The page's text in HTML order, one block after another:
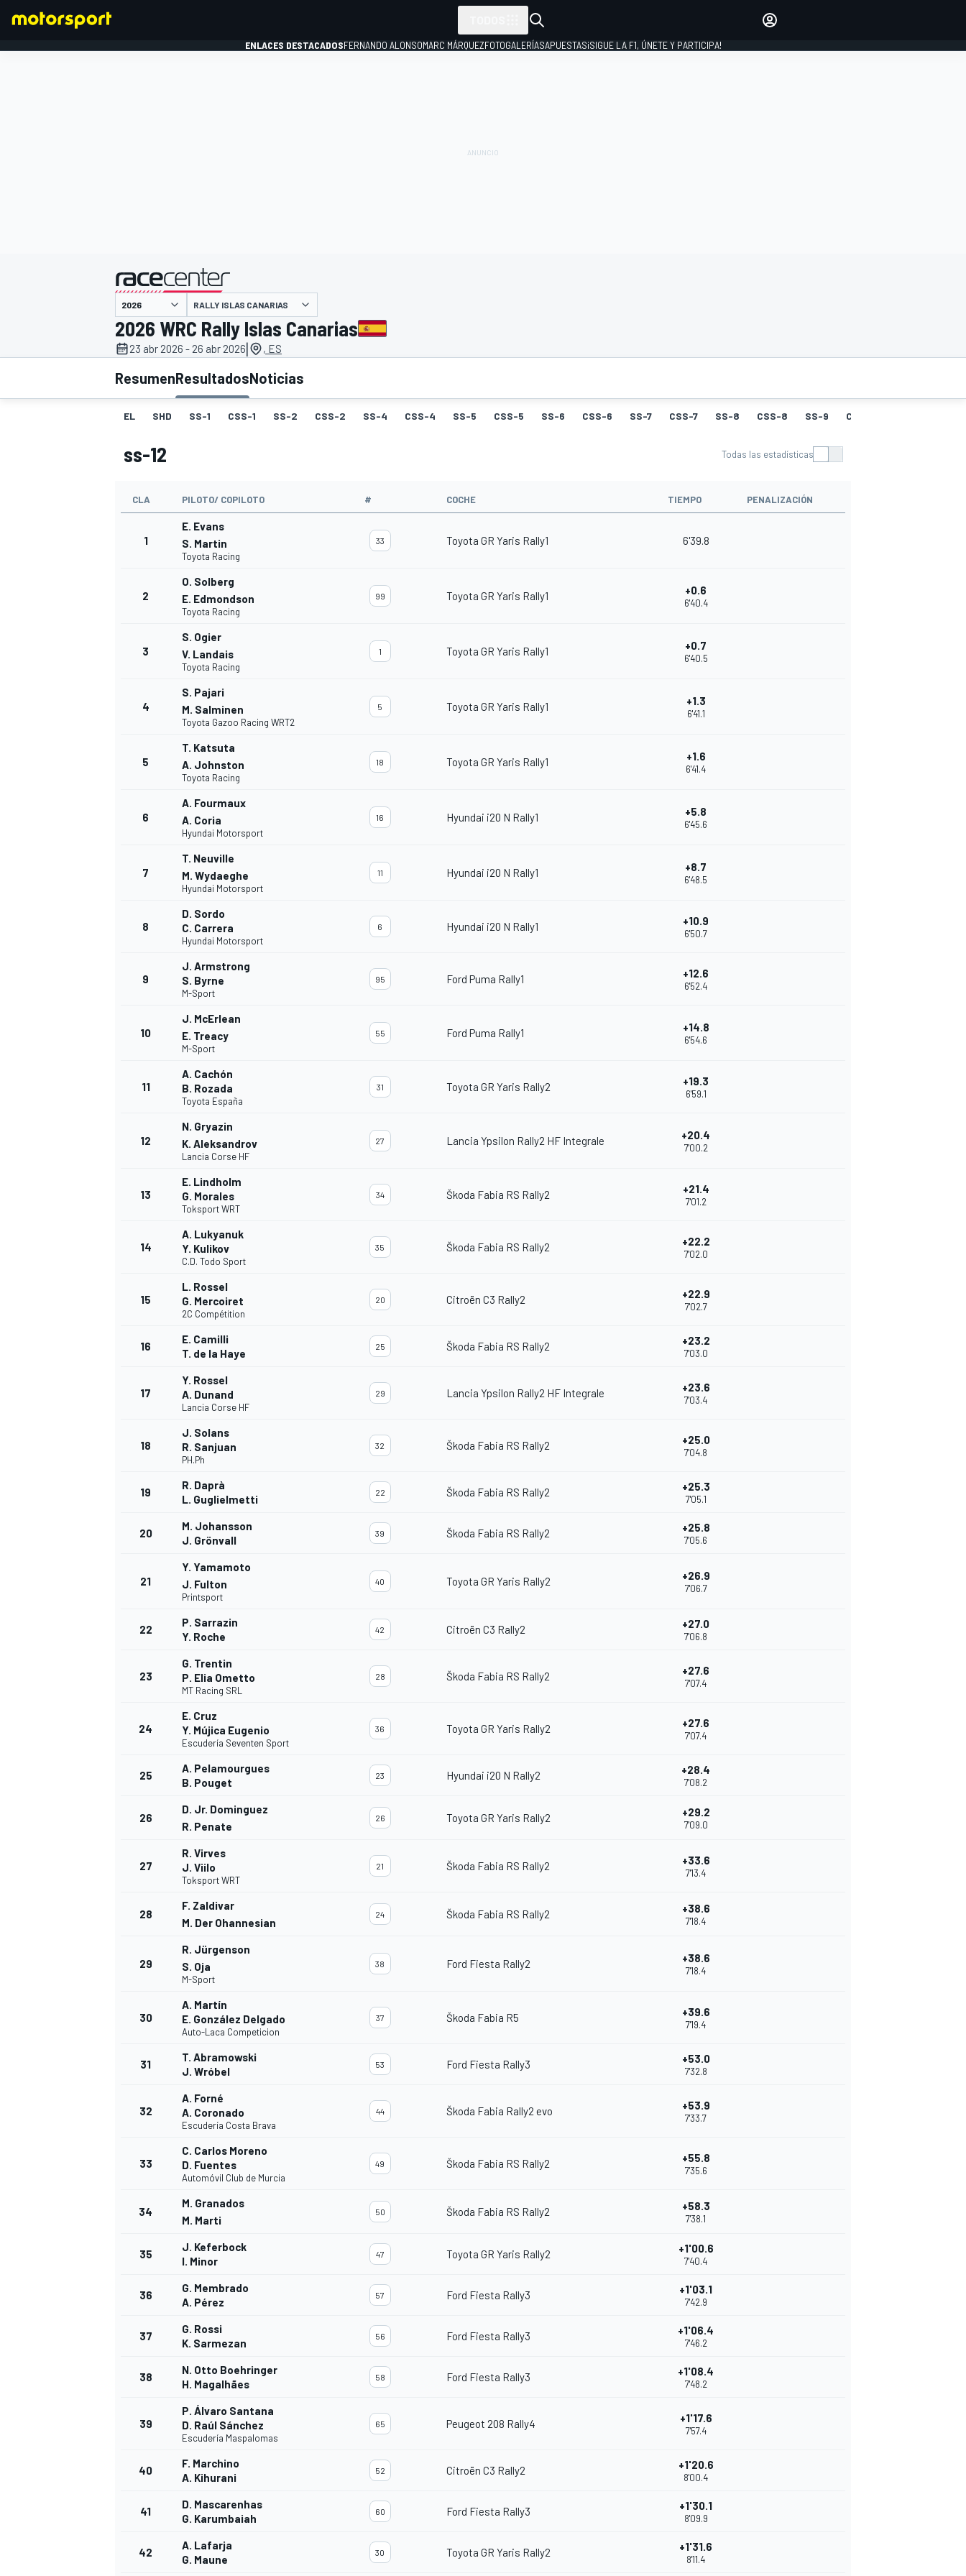
INDYCAR WRC
ENLACES DESTACADOSFERNANDO ALONSOMARC MÁRQUEZFOTOGALERÍASAPUESTAS¡SIGUE LA F1, ÚNETE Y PARTICIPA!
presentado por
RALLY ISLAS CANARIAS
2026 WRC Rally Islas Canarias
23 abr 2026 - 26 abr 2026| , ES
ResumenResultadosNoticias
EL SHD SS-1 CSS-1 SS-2 CSS-2 SS-4 CSS-4 SS-5 CSS-5 SS-6 CSS-6 SS-7 CSS-7 SS-8 CSS-8 SS-9 CSS-9
ss-12 Todas las estadísticas
CLA PILOTO/ COPILOTO # COCHE TIEMPO PENALIZACIÓN
1
E. Evans
S. Martin
Toyota Racing
33 Toyota GR Yaris Rally1 6'39.8
2
O. Solberg
E. Edmondson
Toyota Racing
99 Toyota GR Yaris Rally1 +0.6
6'40.4
3
S. Ogier
V. Landais
Toyota Racing
1 Toyota GR Yaris Rally1 +0.7
6'40.5
4
S. Pajari
M. Salminen
Toyota Gazoo Racing WRT2
5 Toyota GR Yaris Rally1 +1.3
6'41.1
5
T. Katsuta
A. Johnston
Toyota Racing
18 Toyota GR Yaris Rally1 +1.6
6'41.4
6
A. Fourmaux
A. Coria
Hyundai Motorsport
16 Hyundai i20 N Rally1 +5.8
6'45.6
7
T. Neuville
M. Wydaeghe
Hyundai Motorsport
11 Hyundai i20 N Rally1 +8.7
6'48.5
8
D. Sordo
C. Carrera
Hyundai Motorsport
6 Hyundai i20 N Rally1 +10.9
6'50.7
9
J. Armstrong
S. Byrne
M-Sport
95 Ford Puma Rally1 +12.6
6'52.4
10
J. McErlean
E. Treacy
M-Sport
55 Ford Puma Rally1 +14.8
6'54.6
11
A. Cachón
B. Rozada
Toyota España
31 Toyota GR Yaris Rally2 +19.3
6'59.1
12
N. Gryazin
K. Aleksandrov
Lancia Corse HF
27 Lancia Ypsilon Rally2 HF Integrale +20.4
7'00.2
13
E. Lindholm
G. Morales
Toksport WRT
34 Škoda Fabia RS Rally2 +21.4
7'01.2
14
A. Lukyanuk
Y. Kulikov
C.D. Todo Sport
35 Škoda Fabia RS Rally2 +22.2
7'02.0
15
L. Rossel
G. Mercoiret
2C Compétition
20 Citroën C3 Rally2 +22.9
7'02.7
16
E. Camilli
T. de la Haye
25 Škoda Fabia RS Rally2 +23.2
7'03.0
17
Y. Rossel
A. Dunand
Lancia Corse HF
29 Lancia Ypsilon Rally2 HF Integrale +23.6
7'03.4
18
J. Solans
R. Sanjuan
PH.Ph
32 Škoda Fabia RS Rally2 +25.0
7'04.8
19
R. Daprà
L. Guglielmetti
22 Škoda Fabia RS Rally2 +25.3
7'05.1
20
M. Johansson
J. Grönvall
39 Škoda Fabia RS Rally2 +25.8
7'05.6
21
Y. Yamamoto
J. Fulton
Printsport
40 Toyota GR Yaris Rally2 +26.9
7'06.7
22
P. Sarrazin
Y. Roche
42 Citroën C3 Rally2 +27.0
7'06.8
23
G. Trentin
P. Elia Ometto
MT Racing SRL
28 Škoda Fabia RS Rally2 +27.6
7'07.4
24
E. Cruz
Y. Mújica Eugenio
Escudería Seventen Sport
36 Toyota GR Yaris Rally2 +27.6
7'07.4
25
A. Pelamourgues
B. Pouget
23 Hyundai i20 N Rally2 +28.4
7'08.2
26
D. Jr. Dominguez
R. Penate
26 Toyota GR Yaris Rally2 +29.2
7'09.0
27
R. Virves
J. Viilo
Toksport WRT
21 Škoda Fabia RS Rally2 +33.6
7'13.4
28
F. Zaldivar
M. Der Ohannesian
24 Škoda Fabia RS Rally2 +38.6
7'18.4
29
R. Jürgenson
S. Oja
M-Sport
38 Ford Fiesta Rally2 +38.6
7'18.4
30
A. Martín
E. González Delgado
Auto-Laca Competicion
37 Škoda Fabia R5 +39.6
7'19.4
31
T. Abramowski
J. Wróbel
53 Ford Fiesta Rally3 +53.0
7'32.8
32
A. Forné
A. Coronado
Escudería Costa Brava
44 Škoda Fabia Rally2 evo +53.9
7'33.7
33
C. Carlos Moreno
D. Fuentes
Automóvil Club de Murcia
49 Škoda Fabia RS Rally2 +55.8
7'35.6
34
M. Granados
M. Marti
50 Škoda Fabia RS Rally2 +58.3
7'38.1
35
J. Keferbock
I. Minor
47 Toyota GR Yaris Rally2 +1'00.6
7'40.4
36
G. Membrado
A. Pérez
57 Ford Fiesta Rally3 +1'03.1
7'42.9
37
G. Rossi
K. Sarmezan
56 Ford Fiesta Rally3 +1'06.4
7'46.2
38
N. Otto Boehringer
H. Magalhães
58 Ford Fiesta Rally3 +1'08.4
7'48.2
39
P. Álvaro Santana
D. Raúl Sánchez
Escudería Maspalomas
65 Peugeot 208 Rally4 +1'17.6
7'57.4
40
F. Marchino
A. Kihurani
52 Citroën C3 Rally2 +1'20.6
8'00.4
41
D. Mascarenhas
G. Karumbaiah
60 Ford Fiesta Rally3 +1'30.1
8'09.9
42
A. Lafarja
G. Maune
30 Toyota GR Yaris Rally2 +1'31.6
8'11.4